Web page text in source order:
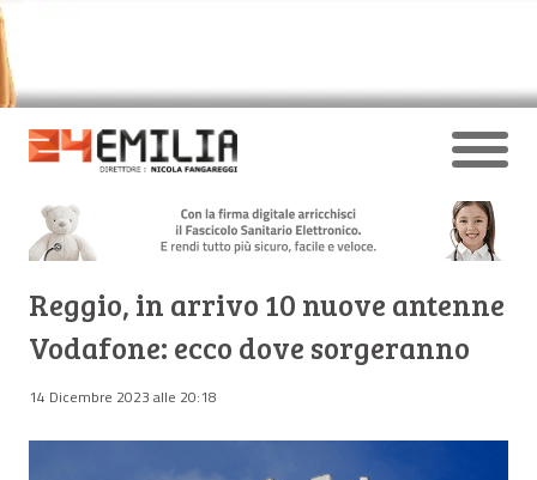
Reggio, in arrivo 10 nuove antenne
Vodafone: ecco dove sorgeranno
14 Dicembre 2023 alle 20:18